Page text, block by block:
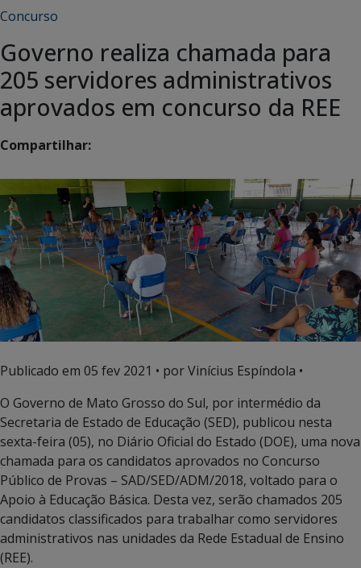
Concurso
Governo realiza chamada para
205 servidores administrativos
aprovados em concurso da REE
Compartilhar:
Publicado em 05 fev 2021 • por Vinícius Espíndola •
O Governo de Mato Grosso do Sul, por intermédio da
Secretaria de Estado de Educação (SED), publicou nesta
sexta-feira (05), no Diário Oficial do Estado (DOE), uma nova
chamada para os candidatos aprovados no Concurso
Público de Provas – SAD/SED/ADM/2018, voltado para o
Apoio à Educação Básica. Desta vez, serão chamados 205
candidatos classificados para trabalhar como servidores
administrativos nas unidades da Rede Estadual de Ensino
(REE).